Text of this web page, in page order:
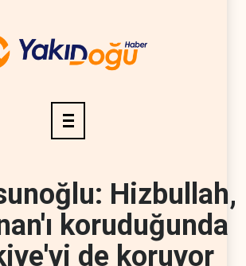
Hizbullah,
koruduğunda
de koruyor